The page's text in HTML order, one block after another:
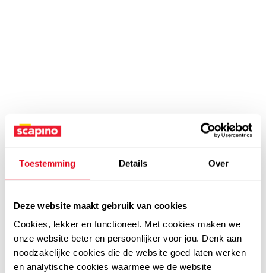
Toestemming Details Over
Deze website maakt gebruik van cookies
Cookies, lekker en functioneel. Met cookies maken we
onze website beter en persoonlijker voor jou. Denk aan
noodzakelijke cookies die de website goed laten werken
en analytische cookies waarmee we de website